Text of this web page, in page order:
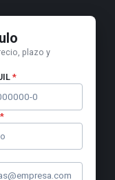
plazo y
*
*